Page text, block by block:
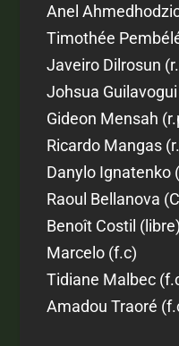
Anel
Timothée
Javeiro Dilrosun
Johsua
Gideon Mensah
Ricardo Mangas
Danylo Ignatenko
Raoul Bellanova
Benoît Costil (libre)
Marcelo (f.c)
Tidiane Malbec
Amadou Traoré